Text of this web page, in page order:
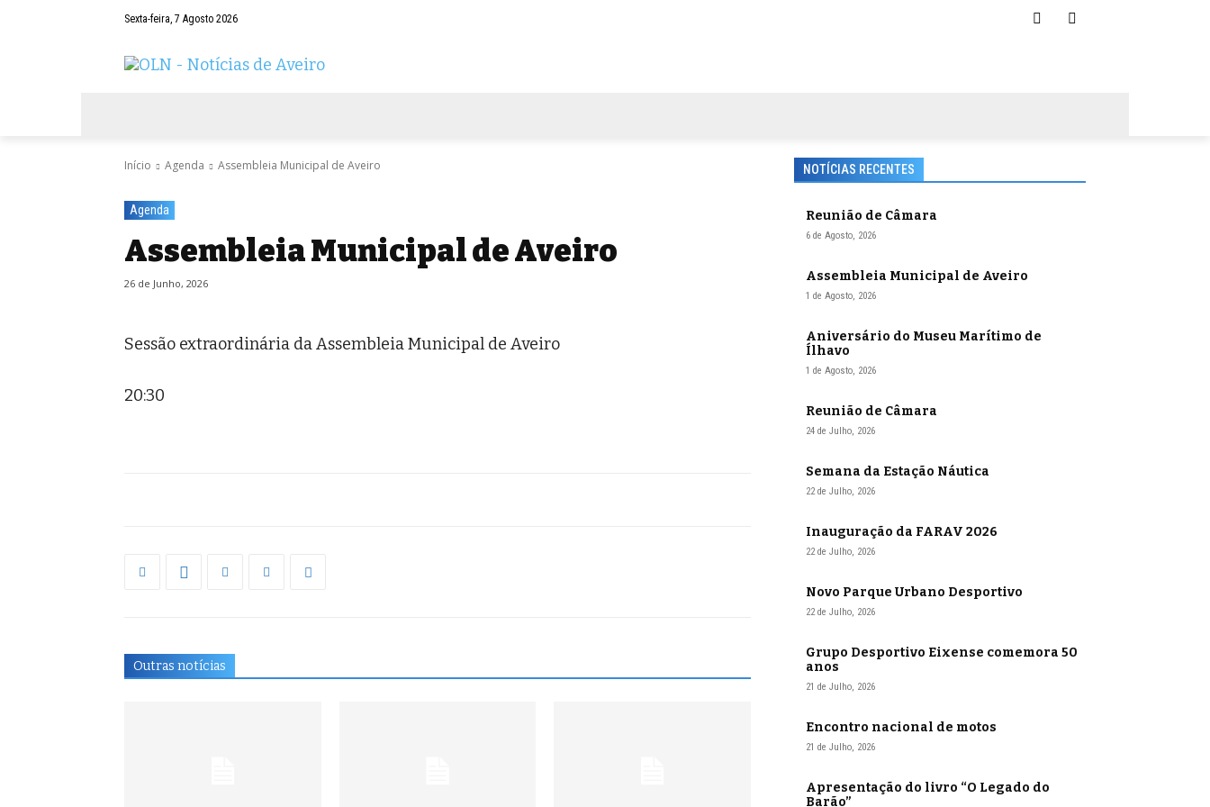
Sexta-feira, 7 Agosto 2026
Início Agenda Assembleia Municipal de Aveiro
Agenda
Assembleia Municipal de Aveiro
26 de Junho, 2026
Sessão extraordinária da Assembleia Municipal de Aveiro
20:30
Outras notícias
NOTÍCIAS RECENTES
Reunião de Câmara
6 de Agosto, 2026
Assembleia Municipal de Aveiro
1 de Agosto, 2026
Aniversário do Museu Marítimo de
Ílhavo
1 de Agosto, 2026
Reunião de Câmara
24 de Julho, 2026
Semana da Estação Náutica
22 de Julho, 2026
Inauguração da FARAV 2026
22 de Julho, 2026
Novo Parque Urbano Desportivo
22 de Julho, 2026
Grupo Desportivo Eixense comemora 50
anos
21 de Julho, 2026
Encontro nacional de motos
21 de Julho, 2026
Apresentação do livro “O Legado do
Barão”